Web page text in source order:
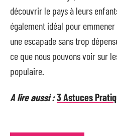
découvrir le pays à leurs
également idéal pour emmener
une escapade sans trop
ce que nous pouvons voir sur
populaire.
A lire aussi :3 Astuces